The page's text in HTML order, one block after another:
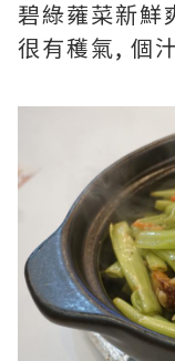
碧綠蕹菜新鮮
很有穫氣, 個